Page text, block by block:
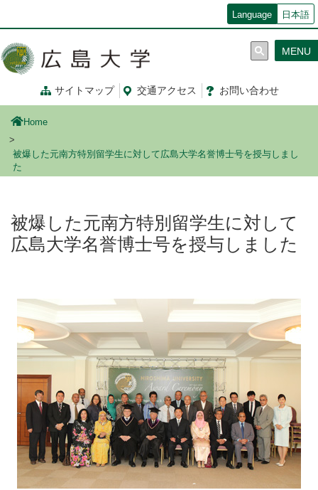
コ
ン
移
Language 日本語
サイトマップ 交通アクセス お問い合わせ
MENU
Home
被爆した元南方特別留学生に対して広島大学名誉博士号を授与しまし
た
被爆した元南方特別留学生に対して
広島大学名誉博士号を授与しました